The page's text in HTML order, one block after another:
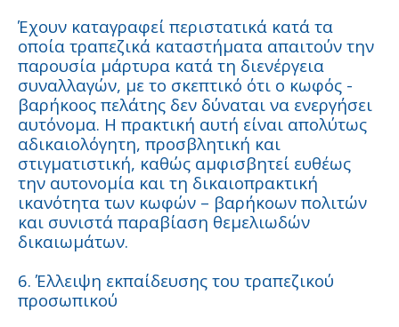
Έχουν καταγραφεί περιστατικά κατά τα
οποία τραπεζικά καταστήματα απαιτούν την
παρουσία μάρτυρα κατά τη διενέργεια
συναλλαγών, με το σκεπτικό ότι ο κωφός -
βαρήκοος πελάτης δεν δύναται να ενεργήσει
αυτόνομα. Η πρακτική αυτή είναι απολύτως
αδικαιολόγητη, προσβλητική και
στιγματιστική, καθώς αμφισβητεί ευθέως
την αυτονομία και τη δικαιοπρακτική
ικανότητα των κωφών – βαρήκοων πολιτών
και συνιστά παραβίαση θεμελιωδών
δικαιωμάτων.
6. Έλλειψη εκπαίδευσης του τραπεζικού
προσωπικού